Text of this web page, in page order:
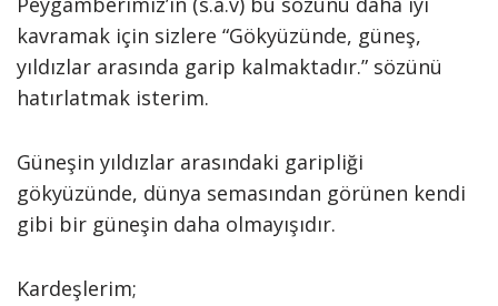
kavramak için sizlere “Gökyüzünde, güneş,
yıldızlar arasında garip kalmaktadır.” sözünü
hatırlatmak isterim.
Güneşin yıldızlar arasındaki garipliği
gökyüzünde, dünya semasından görünen kendi
gibi bir güneşin daha olmayışıdır.
Kardeşlerim;